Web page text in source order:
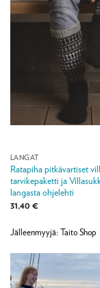
LANGAT
Ratapiha pitkävartiset
tarvikepaketti ja
langasta ohjelehti
31,40 €
Jälleenmyyjä: Taito Shop